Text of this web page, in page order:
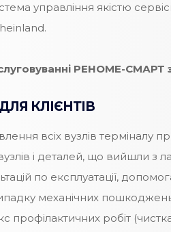
управління якістю
РЕНОМЕ-СМАРТ
КЛІЄНТІВ
всіх вузлів терміналу
і деталей, що вийшли з
по експлуатації,
механічних
робіт (чистка